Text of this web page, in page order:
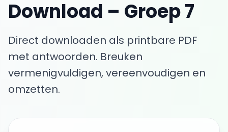
Download – Groep 7
Direct downloaden als printbare PDF
met antwoorden. Breuken
vermenigvuldigen, vereenvoudigen en
omzetten.